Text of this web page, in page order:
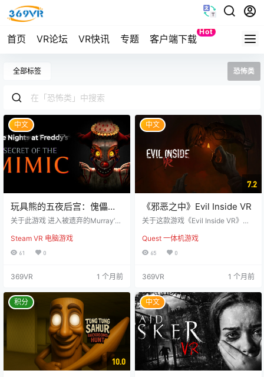
首页 VR论坛 VR快讯 专题 客户端下载
Hot
Quest
全部标签 恐怖类
中文
玩具熊的五夜后宫：傀儡之
秘（Five Nights at Freddys
关于此游戏 进入被遗弃的Murray’s
家Edwin Murray留下的谜团。在
《Five Nights at Freddy’s: Secret o
光线都暗示着无处不在威胁的世
应任何戏服并变成任何角色，包括
你最恐惧的事物。仅凭智慧、少量
小工具和一份…
Steam VR 电脑游戏
61 0
369VR 1 个月前
中文
7.2
《邪恶之中》Evil Inside VR
关于这款游戏《Evil Inside VR》是
亲去世、父亲入狱后，少年马克试
图通过通灵板与母亲进行最后的对
将扮演马克，如今他独自承担起照
落在扭曲的宅邸中的通灵板碎片，
试图与母亲的灵魂重新建立联系，
并逐步揭开这场灾难背后的令人窒
息的真相。 这座房屋不断变化，现
实在其中不断崩溃，恐…
Quest 一体机游戏
65 0
369VR 1 个月前
积分
10.0
中文